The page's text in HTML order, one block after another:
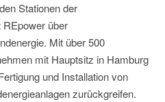
Stationen der
über
Mit über 500
mit Hauptsitz in Hamburg
und Installation von
zurückgreifen.